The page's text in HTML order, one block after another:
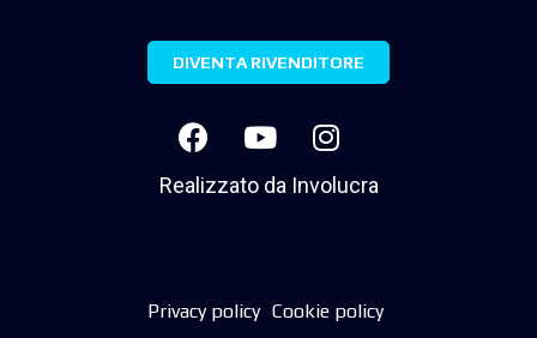
DIVENTA RIVENDITORE
Realizzato da Involucra
Privacy policy Cookie policy